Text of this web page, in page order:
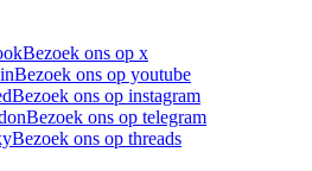
Bezoek ons op x
Bezoek ons op youtube
Bezoek ons op instagram
Bezoek ons op telegram
Bezoek ons op threads